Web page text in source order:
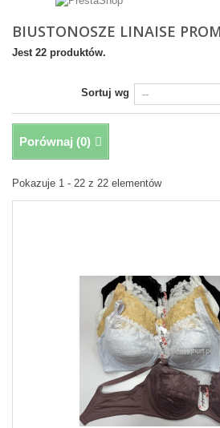
BIUSTONOSZE LINAISE
Jest 22 produktów.
Sortuj wg
Porównaj (0)
Pokazuje 1 - 22 z 22 elementów